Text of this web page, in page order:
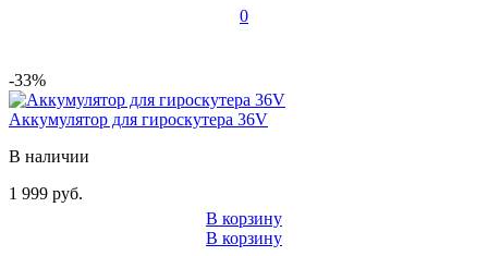
0
-33%
Аккумулятор для гироскутера 36V
В наличии
1 999 руб.
В корзину
В корзину